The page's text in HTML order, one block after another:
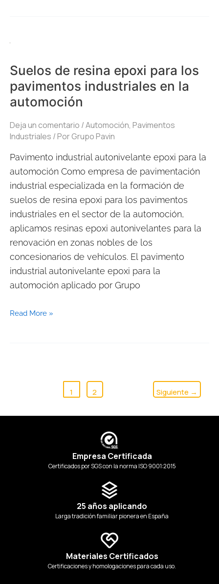
Suelos de resina epoxi para los
pavimentos industriales en la
automoción
Deja un comentario /Automoción, Pavimentos
Industriales / PorGrupo Pavin
Pavimento industrial autonivelante epoxi para la
automoción Como empresa de pavimentación
industrial especializada en la formación de
suelos de resina epoxi para los pavimentos
industriales en el sector de la automoción,
aplicamos resinas epoxi autonivelantes para la
renovación en zonas nobles de los
concesionarios de vehículos. El pavimento
industrial autonivelante epoxi para la
automoción aplicado por Grupo
Suelos
resina
epoxi
para
pavimentos
en
la
automoción
Read More »
1 2 Siguiente →
Empresa Certificada
Certificados por SGS con la norma ISO 9001:2015
25 años aplicando
Larga tradición familiar pionera en España
Materiales Certificados
Certificaciones y homologaciones para cada uso.